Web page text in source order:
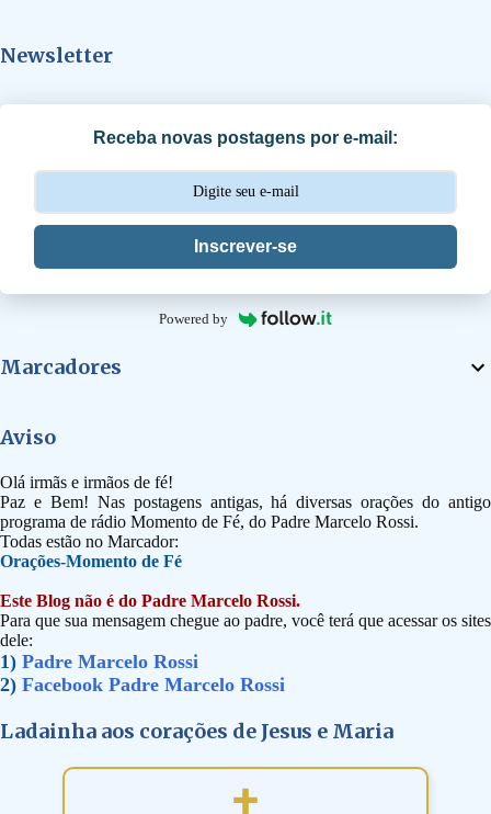
á
s
Newsletter
Receba novas postagens por e-mail:
Inscrever-se
Powered by
Marcadores
Aviso
Olá irmãs e irmãos de fé!
Paz e Bem! Nas postagens antigas, há diversas orações do antigo
programa de rádio Momento de Fé, do Padre Marcelo Rossi.
Todas estão no Marcador:
Orações-Momento de Fé
Este Blog não é do Padre Marcelo Rossi.
Para que sua mensagem chegue ao padre, você terá que acessar os sites
dele:
1) Padre Marcelo Rossi
2) Facebook Padre Marcelo Rossi
Ladainha aos corações de Jesus e Maria